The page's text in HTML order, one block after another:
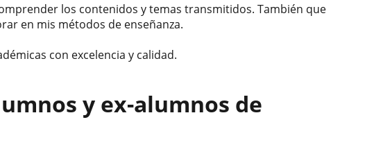
los contenidos y temas transmitidos. También que
en mis métodos de enseñanza.
con excelencia y calidad.
y ex-alumnos de